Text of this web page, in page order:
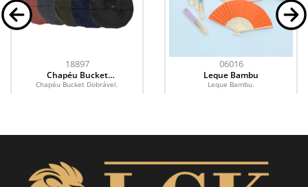
18897
Chapéu Bucket
Dobrável
Chapéu Bucket Dobrável.
06016
Leque Bambu
Leque Bambu.